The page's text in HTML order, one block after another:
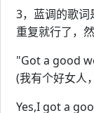
3，蓝调的歌词
重复就行了，
"Got a good
(我有个好女人
Yes,I got a